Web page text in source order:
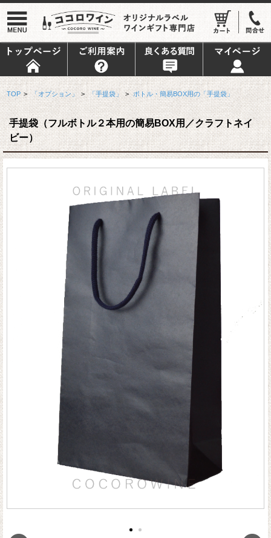
TOP > 「オプション」 > 「手提袋」 > ボトル・簡易BOX用の「手提袋」
手提袋（フルボトル２本用の簡易BOX用／クラフトネイ
ビー）